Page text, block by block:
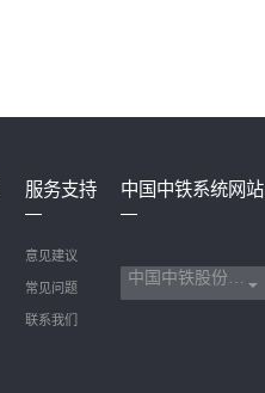
服务支持
意见建议
常见问题
联系我们
中国中铁系统网站
中国中铁股份有限公司